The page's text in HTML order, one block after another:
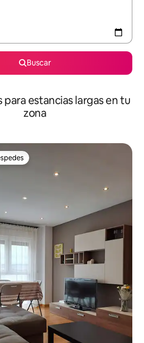
Buscar
estancias largas en tu
zona